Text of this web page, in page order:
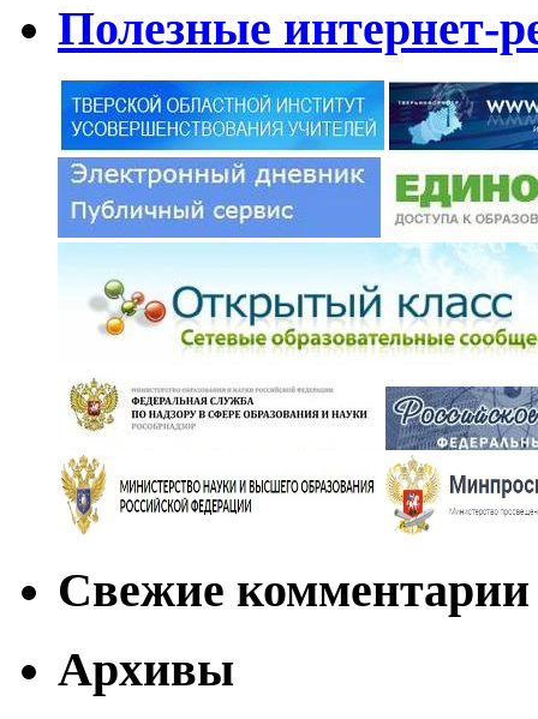
Полезные интернет-
Свежие комментарии
Архивы